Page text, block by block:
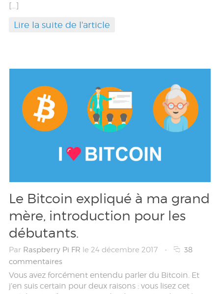
[…]
Lire la suite de l'article
Le Bitcoin expliqué à ma grand
mère, introduction pour les
débutants.
Par Raspberry Pi FR le 24 décembre 2017 -
38
commentaires
Vous avez forcément entendu parler du Bitcoin. Et
j’en suis certain pour deux raisons : vous lisez cet